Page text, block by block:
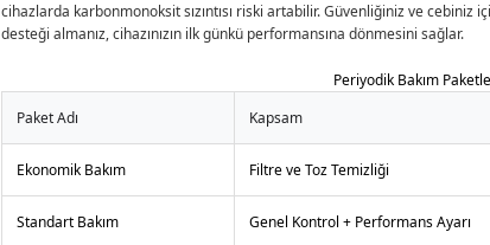
cihazlarda karbonmonoksit sızıntısı riski artabilir. Güvenliğiniz ve cebiniz
desteği almanız, cihazınızın ilk günkü performansına dönmesini sağlar.
Periyodik Bakım
Paket Adı
Kapsam
Ekonomik Bakım Filtre ve Toz Temizliği
Standart Bakım Genel Kontrol + Performans Ayarı